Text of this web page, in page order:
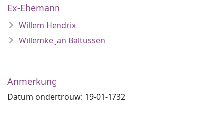
Ex-Ehemann
Willem Hendrix
Willemke Jan Baltussen
Anmerkung
Datum ondertrouw: 19-01-1732